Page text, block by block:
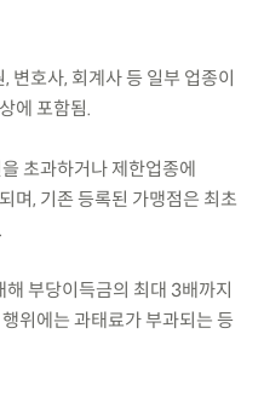
변호사, 회계사 등 일부 업종이
에 포함됨.
초과하거나 제한업종에
며, 기존 등록된 가맹점은 최초
부당이득금의 최대 3배까지
위에는 과태료가 부과되는 등